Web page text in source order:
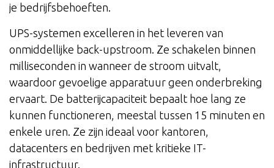
je bedrijfsbehoeften.
UPS-systemen excelleren in het leveren van
onmiddellijke back-upstroom. Ze schakelen binnen
milliseconden in wanneer de stroom uitvalt,
waardoor gevoelige apparatuur geen onderbreking
ervaart. De batterijcapaciteit bepaalt hoe lang ze
kunnen functioneren, meestal tussen 15 minuten en
enkele uren. Ze zijn ideaal voor kantoren,
datacenters en bedrijven met kritieke IT-
infrastructuur.